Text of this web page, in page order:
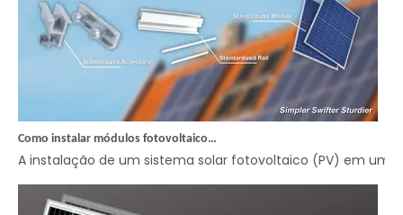
A instalação de um sistema solar fotovoltaico (PV) em